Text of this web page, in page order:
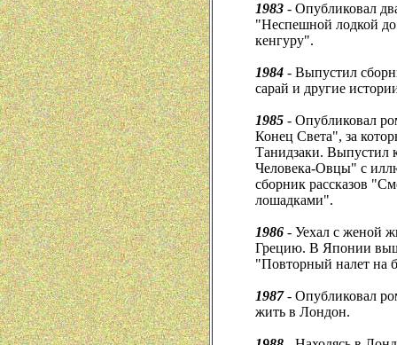
1983 - Опубликовал
"Неспешной лодкой
кенгуру".
1984 - Выпустил
сарай и другие
1985 - Опубликовал
Конец Света", за
Танидзаки. Выпустил
Человека-Овцы" с
сборник рассказов
лошадками".
1986 - Уехал с женой
Грецию. В Японии
"Повторный налет на
1987- Опубликовал
жить в Лондон.